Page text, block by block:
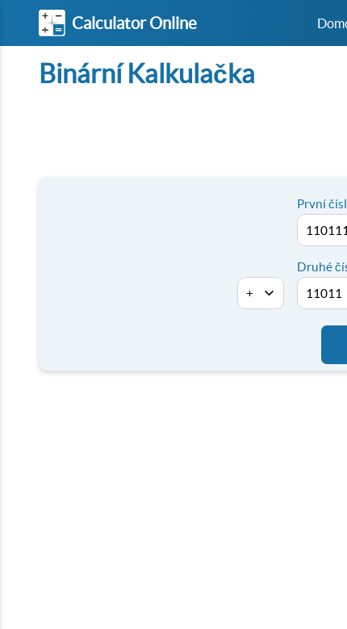
Calculator Online
Binární Kalkulačka
První
Druhé